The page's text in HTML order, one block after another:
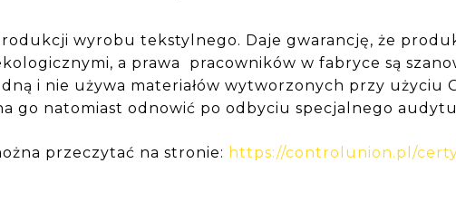
wyrobu tekstylnego. Daje gwarancję, że
a prawa pracowników w fabryce są
i nie używa materiałów wytworzonych przy użyciu
go natomiast odnowić po odbyciu specjalnego
przeczytać na stronie: https://controlunion.pl/